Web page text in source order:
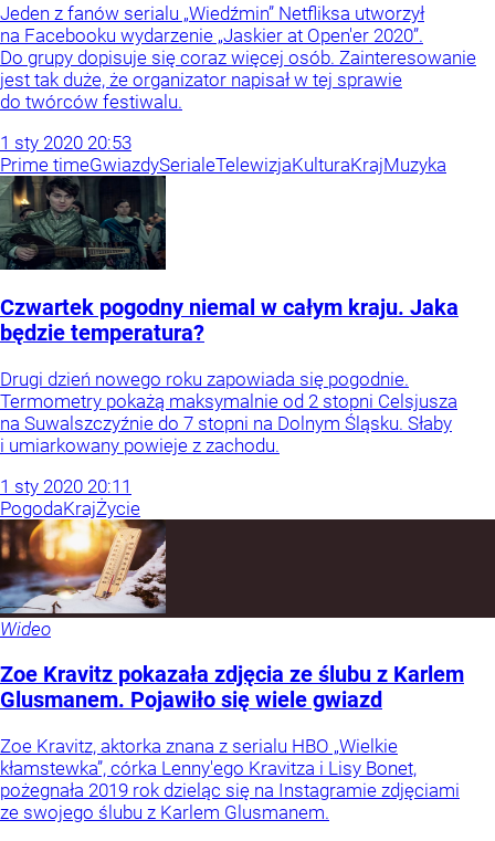
Jeden z fanów serialu „Wiedźmin” Netfliksa utworzył
na Facebooku wydarzenie „Jaskier at Open'er 2020”.
Do grupy dopisuje się coraz więcej osób. Zainteresowanie
jest tak duże, że organizator napisał w tej sprawie
do twórców festiwalu.
1 sty 2020 20:53
Prime timeGwiazdySerialeTelewizjaKulturaKrajMuzyka
Czwartek pogodny niemal w całym kraju. Jaka
będzie temperatura?
Drugi dzień nowego roku zapowiada się pogodnie.
Termometry pokażą maksymalnie od 2 stopni Celsjusza
na Suwalszczyźnie do 7 stopni na Dolnym Śląsku. Słaby
i umiarkowany powieje z zachodu.
1 sty 2020 20:11
PogodaKrajŻycie
Wideo
Zoe Kravitz pokazała zdjęcia ze ślubu z Karlem
Glusmanem. Pojawiło się wiele gwiazd
Zoe Kravitz, aktorka znana z serialu HBO „Wielkie
kłamstewka”, córka Lenny'ego Kravitza i Lisy Bonet,
pożegnała 2019 rok dzieląc się na Instagramie zdjęciami
ze swojego ślubu z Karlem Glusmanem.